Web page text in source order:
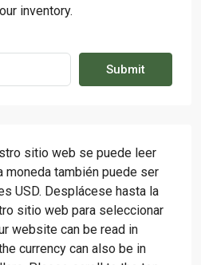
inventory.
Submit
sitio web se puede leer
moneda también puede ser
USD. Desplácese hasta la
sitio web para seleccionar
website can be read in
currency can also be in